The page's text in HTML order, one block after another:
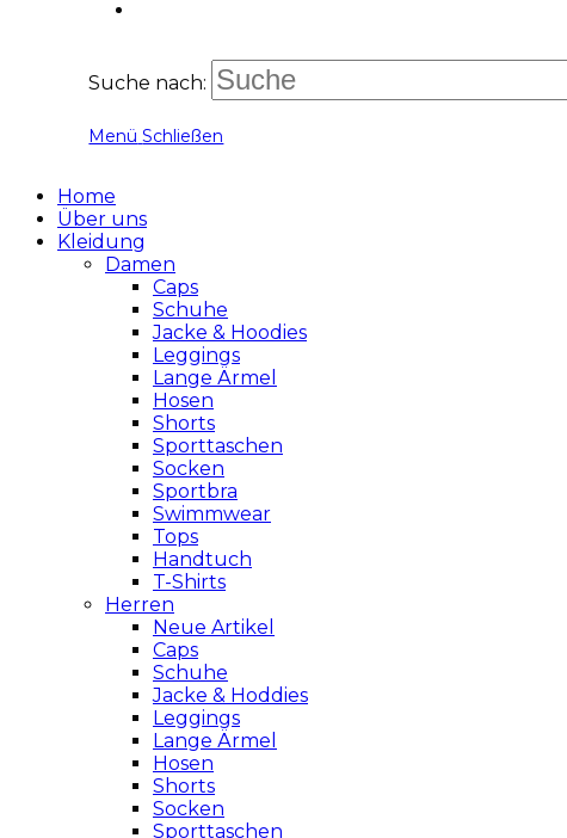
Suche nach:
Menü Schließen
Home
Über uns
Kleidung
Damen
Caps
Schuhe
Jacke & Hoodies
Leggings
Lange Ärmel
Hosen
Shorts
Sporttaschen
Socken
Sportbra
Swimmwear
Tops
Handtuch
T-Shirts
Herren
Neue Artikel
Caps
Schuhe
Jacke & Hoddies
Leggings
Lange Ärmel
Hosen
Shorts
Socken
Sporttaschen